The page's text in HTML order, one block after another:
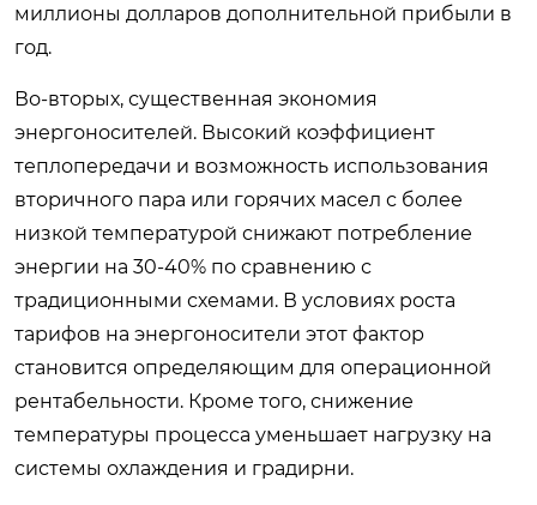
миллионы долларов дополнительной прибыли в
год.
Во-вторых, существенная экономия
энергоносителей. Высокий коэффициент
теплопередачи и возможность использования
вторичного пара или горячих масел с более
низкой температурой снижают потребление
энергии на 30-40% по сравнению с
традиционными схемами. В условиях роста
тарифов на энергоносители этот фактор
становится определяющим для операционной
рентабельности. Кроме того, снижение
температуры процесса уменьшает нагрузку на
системы охлаждения и градирни.